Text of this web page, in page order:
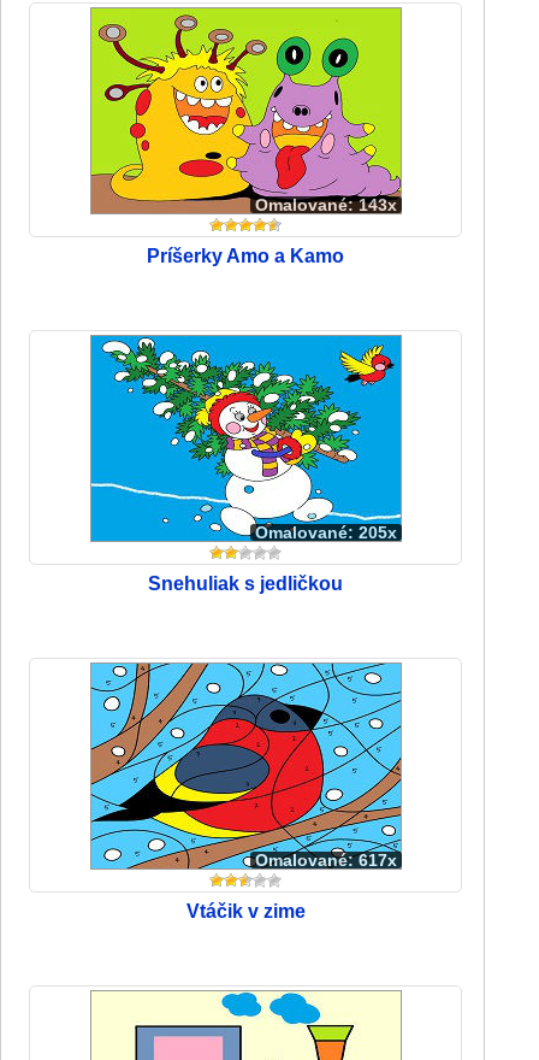
Omalované: 143x
Príšerky Amo a Kamo
Omalované: 205x
Snehuliak s jedličkou
Omalované: 617x
Vtáčik v zime